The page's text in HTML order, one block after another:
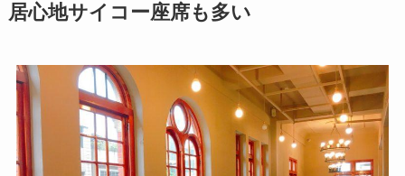
居心地サイコー座席も多い